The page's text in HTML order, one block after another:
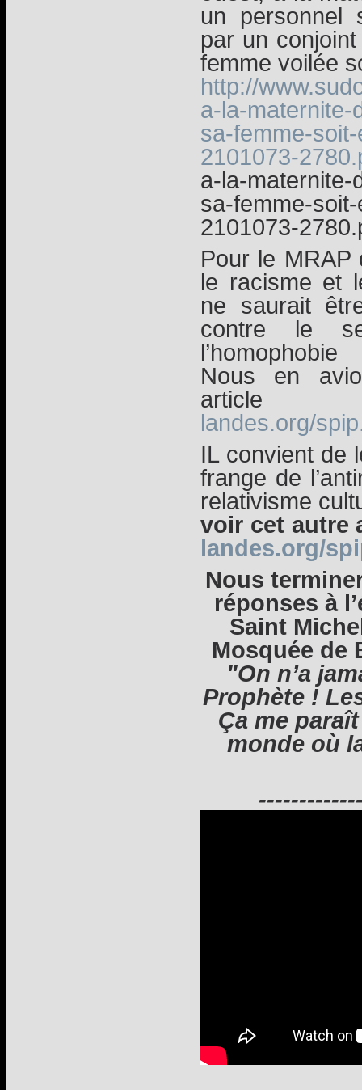
un personnel
par un
femme voilée
http://
a-la-maternite-
sa-femme-
2101073-
a-la-maternite-
sa-femme-
2101073-
Pour le MRAP
le racisme et
ne saurait
contre le
l’homophobie
Nous en
landes.org/
IL convient de
frange de
relativisme
voir cet autre
landes.org/
Nous
réponses à
Saint
Mosquée de
"On n’a
Prophète !
Ça me
monde où